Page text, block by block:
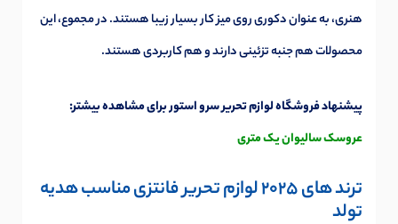
هنری، به عنوان دکوری روی میز کار بسیار زیبا هستند. در مجموع، این
محصولات هم جنبه تزئینی دارند و هم کاربردی هستند.
پیشنهاد فروشگاه لوازم تحریر سرو استور برای مشاهده بیشتر:
عروسک سالیوان یک متری
ترند های 2025 لوازم تحریر فانتزی مناسب هدیه
تولد